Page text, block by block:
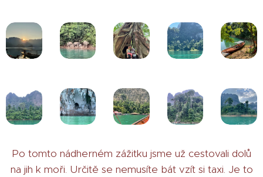
Po tomto nádherném zážitku jsme už cestovali dolů
na jih k moři. Určitě se nemusíte bát vzít si taxi. Je to